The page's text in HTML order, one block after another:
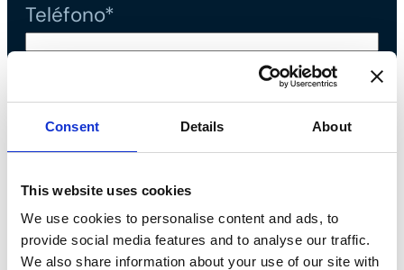
Consent Details About
This website uses cookies
We use cookies to personalise content and ads, to
provide social media features and to analyse our traffic.
We also share information about your use of our site with
Teléfono*
Declaro que he leído lapolítica
de privacidady acepto el tratamiento
de datos personales*